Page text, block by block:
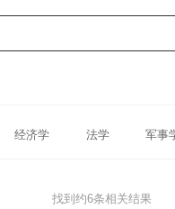
经济学 法学 军事
找到约6条相关结果